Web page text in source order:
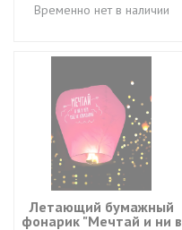
Временно нет в наличии
Летающий бумажный
фонарик "Мечтай и ни в